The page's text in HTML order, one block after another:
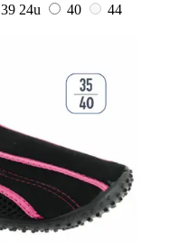
39 24u 40
44